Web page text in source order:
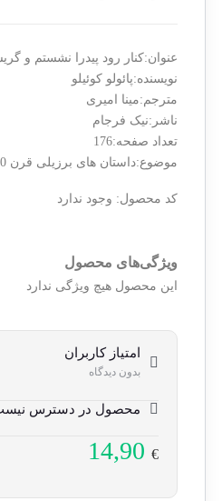
عنوان:کنار رود پیدرا نشستم و
نویسنده:پائولو کوئیلو
مترجم:مینا امیری
ناشر:نیک فرجام
تعداد صفحه:176
موضوع:داستان های برزیلی قرن 20
کد محصول: وجود ندارد
ویژگی‌های محصول
این محصول هیچ ویژگی ندارد
امتیاز کاربران
بدون دیدگاه
محصول در دسترس
14,90€